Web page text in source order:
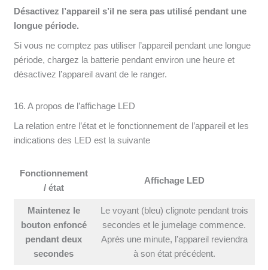
Désactivez l’appareil s’il ne sera pas utilisé pendant une
longue période.
Si vous ne comptez pas utiliser l’appareil pendant une longue
période, chargez la batterie pendant environ une heure et
désactivez l’appareil avant de le ranger.
16. A propos de l’affichage LED
La relation entre l’état et le fonctionnement de l’appareil et les
indications des LED est la suivante
Fonctionnement
/ état
Affichage LED
Maintenez le
bouton enfoncé
pendant deux
secondes
Le voyant (bleu) clignote pendant trois
secondes et le jumelage commence.
Après une minute, l’appareil reviendra
à son état précédent.